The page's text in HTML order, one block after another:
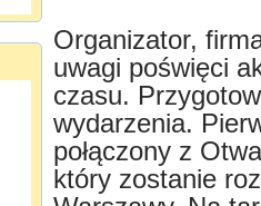
Organizator,
uwagi poświęci
czasu.
wydarzenia.
połączony z
który zostanie